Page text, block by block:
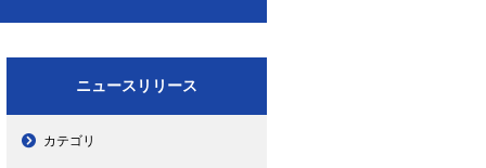
ニュースリリース
カテゴリ